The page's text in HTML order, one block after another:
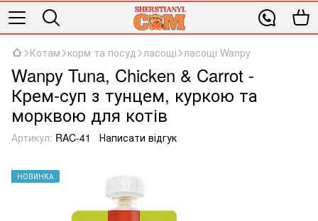
Котам корм та посуд ласощі ласощі Wanpy
Wanpy Tuna, Chicken & Carrot -
Крем-суп з тунцем, куркою та
морквою для котів
Артикул: RAC-41 Написати відгук
НОВИНКА